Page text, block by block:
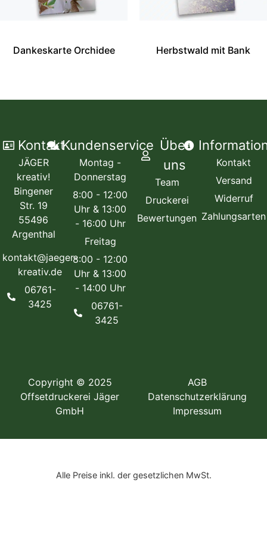
Dankeskarte Orchidee Herbstwald mit Bank
Kontakt
JÄGER
kreativ!
Bingener
Str. 19
55496
Argenthal
kontakt@jaeger-
kreativ.de
06761-
3425
Kundenservice
Montag -
Donnerstag
8:00 - 12:00
Uhr & 13:00
- 16:00 Uhr
Freitag
8:00 - 12:00
Uhr & 13:00
- 14:00 Uhr
06761-
3425
Über
uns
Team
Druckerei
Bewertungen
Kontakt
Versand
Widerruf
Zahlungsarten
Copyright © 2025
Offsetdruckerei Jäger
GmbH
AGB
Datenschutzerklärung
Impressum
Alle Preise inkl. der gesetzlichen MwSt.